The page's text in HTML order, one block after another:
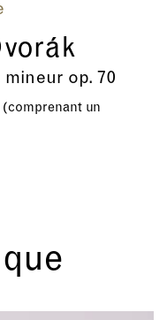
mineur op. 70
(comprenant un